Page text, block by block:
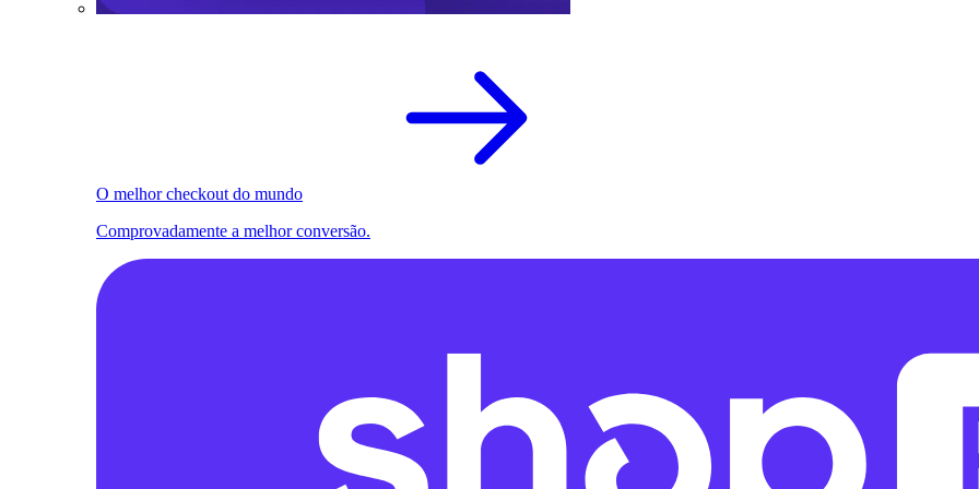
O melhor checkout do mundo
Comprovadamente a melhor conversão.